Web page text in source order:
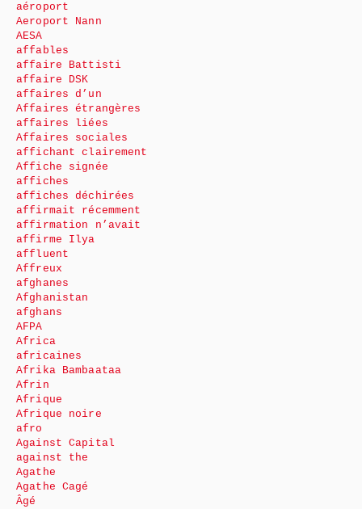
aéroport
Aeroport Nann
AESA
affables
affaire Battisti
affaire DSK
affaires d’un
Affaires étrangères
affaires liées
Affaires sociales
affichant clairement
Affiche signée
affiches
affiches déchirées
affirmait récemment
affirmation n’avait
affirme Ilya
affluent
Affreux
afghanes
Afghanistan
afghans
AFPA
Africa
africaines
Afrika Bambaataa
Afrin
Afrique
Afrique noire
afro
Against Capital
against the
Agathe
Agathe Cagé
Âgé